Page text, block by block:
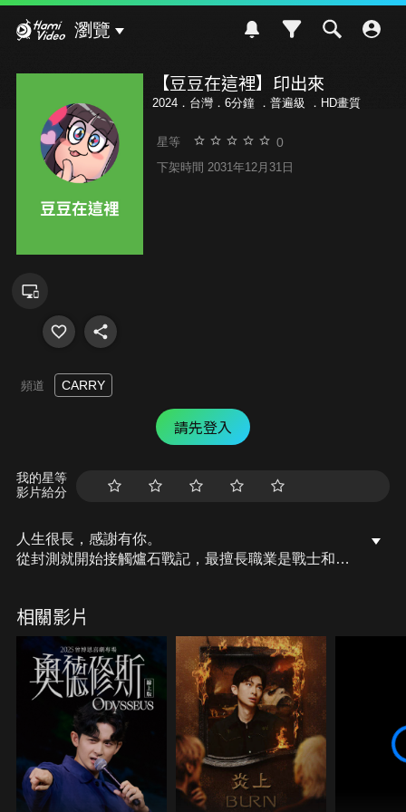
瀏覽
【豆豆在這裡】印出來
2024．台灣．6分鐘 ． 普遍級 ．HD畫質
星等 0
下架時間 2031年12月31日
頻道 CARRY
請先登入
我的星等
影片給分
人生很長，感謝有你。
從封測就開始接觸爐石戰記，最擅長職業是戰士和牧
醒。
從陰暗幽霾的蛇界森林甦醒吧， 趁此良機，莫再猶
豫，恭請蛇界至尊雙飛寶典！
OSkomodo 還不一起加入蛇教跟著教主一起前進!
相關影片